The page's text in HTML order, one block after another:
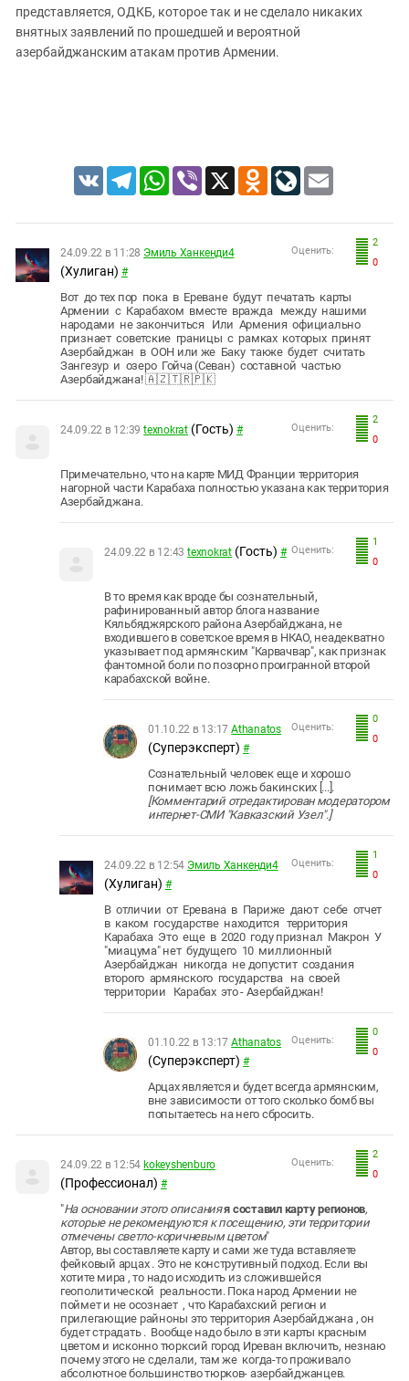
представляется, ОДКБ, которое так и не сделало никаких
внятных заявлений по прошедшей и вероятной
азербайджанским атакам против Армении.
VK TelegramWhatsApp
Viber X Odnoklassniki
LiveJournal
Email
2
0
Оценить:
24.09.22 в 11:28 Эмиль Ханкенди4
(Хулиган) #
Вот до тех пор пока в Ереване будут печатать карты
Армении с Карабахом вместе вражда между нашими
народами не закончиться Или Армения официально
признает советские границы с рамках которых принят
Азербайджан в ООН или же Баку также будет считать
Зангезур и озеро Гойча (Севан) составной частью
Азербайджана! 🇦🇿🇹🇷🇵🇰
2
0
Оценить:
24.09.22 в 12:39 texnokrat (Гость) #
Примечательно, что на карте МИД Франции территория
нагорной части Карабаха полностью указана как территория
Азербайджана.
1
0
Оценить:
24.09.22 в 12:43 texnokrat (Гость) #
В то время как вроде бы сознательный,
рафинированный автор блога название
Кяльбяджярского района Азербайджана, не
входившего в советское время в НКАО, неадекватно
указывает под армянским "Карвачвар", как признак
фантомной боли по позорно проигранной второй
карабахской войне.
0
0
Оценить:
01.10.22 в 13:17 Athanatos
(Суперэксперт) #
Сознательный человек еще и хорошо
понимает всю ложь бакинских [...].
[Комментарий отредактирован модератором
интернет-СМИ "Кавказский Узел".]
1
0
Оценить:
24.09.22 в 12:54 Эмиль Ханкенди4
(Хулиган) #
В отличии от Еревана в Париже дают себе отчет
в каком государстве находится территория
Карабаха Это еще в 2020 году признал Макрон У
"миацума" нет будущего 10 миллионный
Азербайджан никогда не допустит создания
второго армянского государства на своей
территории Карабах это - Азербайджан!
0
0
Оценить:
01.10.22 в 13:17 Athanatos
(Суперэксперт) #
Арцах является и будет всегда армянским,
вне зависимости от того сколько бомб вы
попытаетесь на него сбросить.
2
0
Оценить:
24.09.22 в 12:54 kokeyshenburo
(Профессионал) #
"На основании этого описанияя составил карту регионов,
которые не рекомендуются к посещению, эти территории
отмечены светло-коричневым цветом"
Автор, вы составляете карту и сами же туда вставляете
фейковый арцах . Это не конструтивный подход. Если вы
хотите мира , то надо исходить из сложившейся
геополитической реальности. Пока народ Армении не
поймет и не осознает , что Карабахский регион и
прилегающие райноны это территория Азербайджана , он
будет страдать . Вообще надо было в эти карты красным
цветом и исконно тюрксий город Иреван включить, незнаю
почему этого не сделали, там же когда-то проживало
абсолютное большинство тюрков- азербайджанцев.